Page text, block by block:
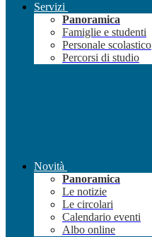
Servizi
Panoramica
Famiglie e studenti
Personale scolastico
Percorsi di studio
Novità
Panoramica
Le notizie
Le circolari
Calendario eventi
Albo online